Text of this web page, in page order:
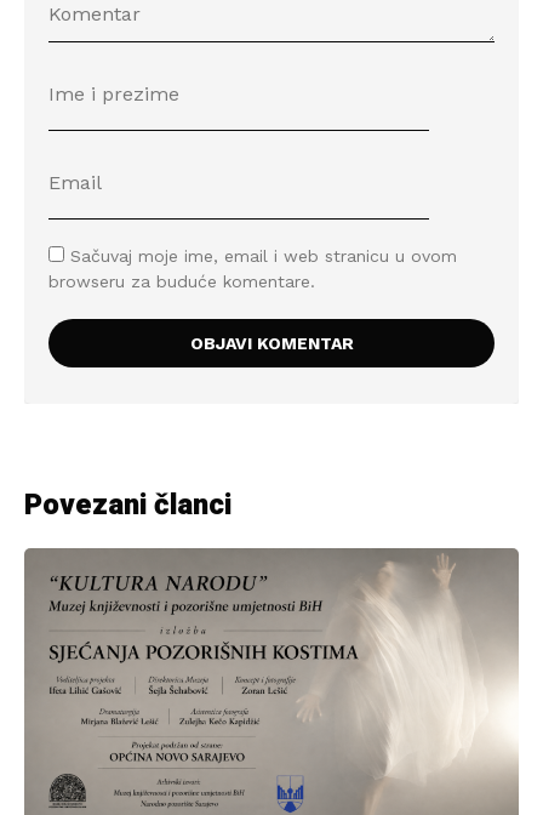
Sačuvaj moje ime, email i web stranicu u ovom
browseru za buduće komentare.
Povezani članci